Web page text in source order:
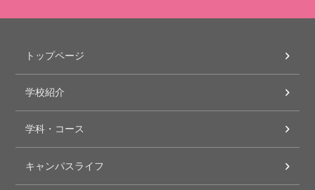
トップページ
学校紹介
学科・コース
キャンパスライフ